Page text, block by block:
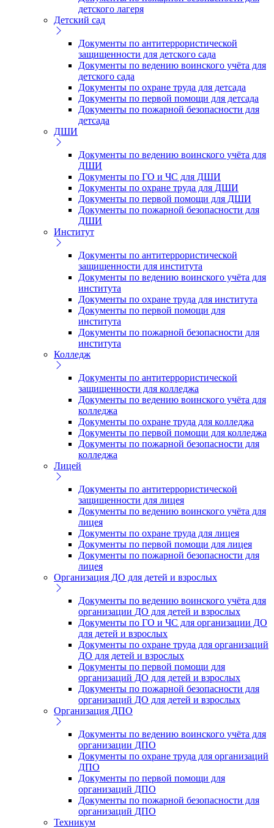
детского лагеря
Детский сад
Документы по антитеррористической
защищенности для детского сада
Документы по ведению воинского учёта для
детского сада
Документы по охране труда для детсада
Документы по первой помощи для детсада
Документы по пожарной безопасности для
детсада
ДШИ
Документы по ведению воинского учёта для
ДШИ
Документы по ГО и ЧС для ДШИ
Документы по охране труда для ДШИ
Документы по первой помощи для ДШИ
Документы по пожарной безопасности для
ДШИ
Институт
Документы по антитеррористической
защищенности для института
Документы по ведению воинского учёта для
института
Документы по охране труда для института
Документы по первой помощи для
института
Документы по пожарной безопасности для
института
Колледж
Документы по антитеррористической
защищенности для колледжа
Документы по ведению воинского учёта для
колледжа
Документы по охране труда для колледжа
Документы по первой помощи для колледжа
Документы по пожарной безопасности для
колледжа
Лицей
Документы по антитеррористической
защищенности для лицея
Документы по ведению воинского учёта для
лицея
Документы по охране труда для лицея
Документы по первой помощи для лицея
Документы по пожарной безопасности для
лицея
Организация ДО для детей и взрослых
Документы по ведению воинского учёта для
организации ДО для детей и взрослых
Документы по ГО и ЧС для организации ДО
для детей и взрослых
Документы по охране труда для организаций
ДО для детей и взрослых
Документы по первой помощи для
организаций ДО для детей и взрослых
Документы по пожарной безопасности для
организаций ДО для детей и взрослых
Организация ДПО
Документы по ведению воинского учёта для
организации ДПО
Документы по охране труда для организаций
ДПО
Документы по первой помощи для
организаций ДПО
Документы по пожарной безопасности для
организаций ДПО
Техникум